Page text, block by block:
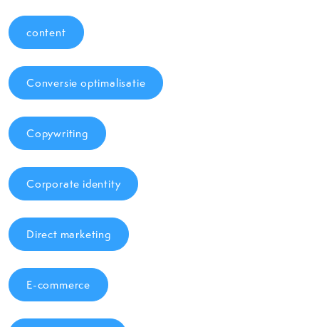
content
Conversie optimalisatie
Copywriting
Corporate identity
Direct marketing
E-commerce